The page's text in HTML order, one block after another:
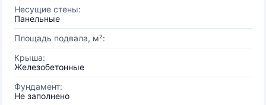
Несущие стены:
Панельные
Площадь подвала, м²:
Крыша:
Железобетонные
Фундамент:
Не заполнено